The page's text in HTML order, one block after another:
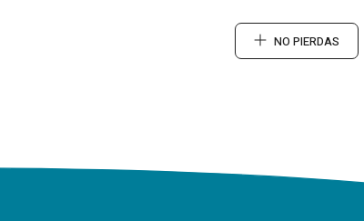
NO PIERDAS